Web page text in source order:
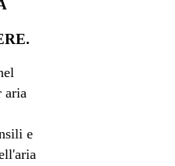
aria
e